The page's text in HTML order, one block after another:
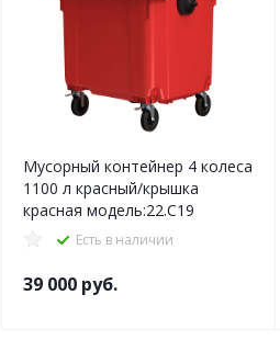
Мусорный контейнер 4 колеса
1100 л красный/крышка
красная модель:22.C19
Есть в наличии
39 000 руб.